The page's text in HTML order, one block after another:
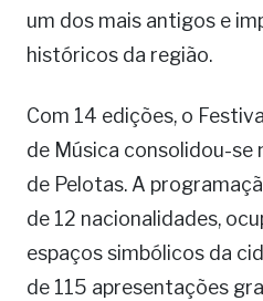
um dos mais antigos e
históricos da região.
Com 14 edições, o
de Música consolidou-se
de Pelotas. A
de 12 nacionalidades,
espaços simbólicos da
de 115 apresentações